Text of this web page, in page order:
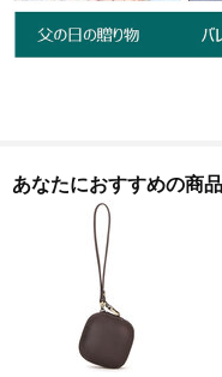
あなたにおすすめの商